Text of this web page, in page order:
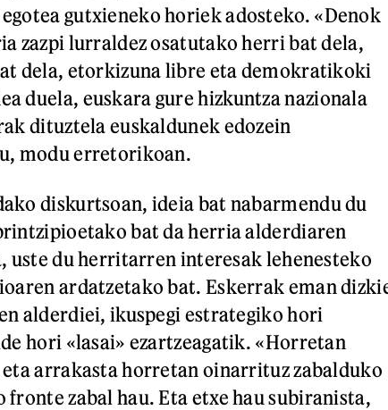
gutxieneko horiek adosteko. «Denok
zazpi lurraldez osatutako herri bat dela,
dela, etorkizuna libre eta demokratikoki
duela, euskara gure hizkuntza nazionala
dituztela euskaldunek edozein
modu erretorikoan.
diskurtsoan, ideia bat nabarmendu du
bat da herria alderdiaren
uste du herritarren interesak lehenesteko
ardatzetako bat. Eskerrak eman
alderdiei, ikuspegi estrategiko hori
hori «lasai» ezartzeagatik. «Horretan
arrakasta horretan oinarrituz zabalduko
fronte zabal hau. Eta etxe hau subiranista,